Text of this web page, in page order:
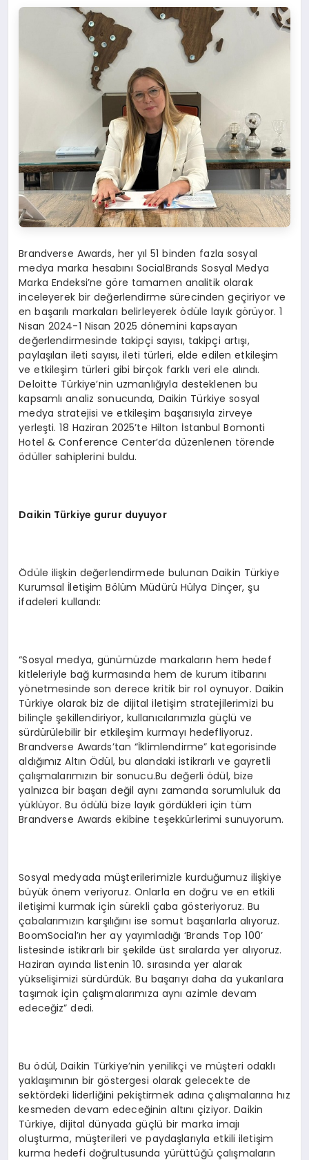
Brandverse Awards, her yıl 51 binden fazla sosyal
medya marka hesabını SocialBrands Sosyal Medya
Marka Endeksi’ne göre tamamen analitik olarak
inceleyerek bir değerlendirme sürecinden geçiriyor ve
en başarılı markaları belirleyerek ödüle layık görüyor. 1
Nisan 2024-1 Nisan 2025 dönemini kapsayan
değerlendirmesinde takipçi sayısı, takipçi artışı,
paylaşılan ileti sayısı, ileti türleri, elde edilen etkileşim
ve etkileşim türleri gibi birçok farklı veri ele alındı.
Deloitte Türkiye’nin uzmanlığıyla desteklenen bu
kapsamlı analiz sonucunda, Daikin Türkiye sosyal
medya stratejisi ve etkileşim başarısıyla zirveye
yerleşti. 18 Haziran 2025’te Hilton İstanbul Bomonti
Hotel & Conference Center’da düzenlenen törende
ödüller sahiplerini buldu.
Daikin Türkiye gurur duyuyor
Ödüle ilişkin değerlendirmede bulunan Daikin Türkiye
Kurumsal İletişim Bölüm Müdürü Hülya Dinçer, şu
ifadeleri kullandı:
“Sosyal medya, günümüzde markaların hem hedef
kitleleriyle bağ kurmasında hem de kurum itibarını
yönetmesinde son derece kritik bir rol oynuyor. Daikin
Türkiye olarak biz de dijital iletişim stratejilerimizi bu
bilinçle şekillendiriyor, kullanıcılarımızla güçlü ve
sürdürülebilir bir etkileşim kurmayı hedefliyoruz.
Brandverse Awards’tan “İklimlendirme” kategorisinde
aldığımız Altın Ödül, bu alandaki istikrarlı ve gayretli
çalışmalarımızın bir sonucu.Bu değerli ödül, bize
yalnızca bir başarı değil aynı zamanda sorumluluk da
yüklüyor. Bu ödülü bize layık gördükleri için tüm
Brandverse Awards ekibine teşekkürlerimi sunuyorum.
Sosyal medyada müşterilerimizle kurduğumuz ilişkiye
büyük önem veriyoruz. Onlarla en doğru ve en etkili
iletişimi kurmak için sürekli çaba gösteriyoruz. Bu
çabalarımızın karşılığını ise somut başarılarla alıyoruz.
BoomSocial’ın her ay yayımladığı ‘Brands Top 100’
listesinde istikrarlı bir şekilde üst sıralarda yer alıyoruz.
Haziran ayında listenin 10. sırasında yer alarak
yükselişimizi sürdürdük. Bu başarıyı daha da yukarılara
taşımak için çalışmalarımıza aynı azimle devam
edeceğiz” dedi.
Bu ödül, Daikin Türkiye’nin yenilikçi ve müşteri odaklı
yaklaşımının bir göstergesi olarak gelecekte de
sektördeki liderliğini pekiştirmek adına çalışmalarına hız
kesmeden devam edeceğinin altını çiziyor. Daikin
Türkiye, dijital dünyada güçlü bir marka imajı
oluşturma, müşterileri ve paydaşlarıyla etkili iletişim
kurma hedefi doğrultusunda yürüttüğü çalışmaların